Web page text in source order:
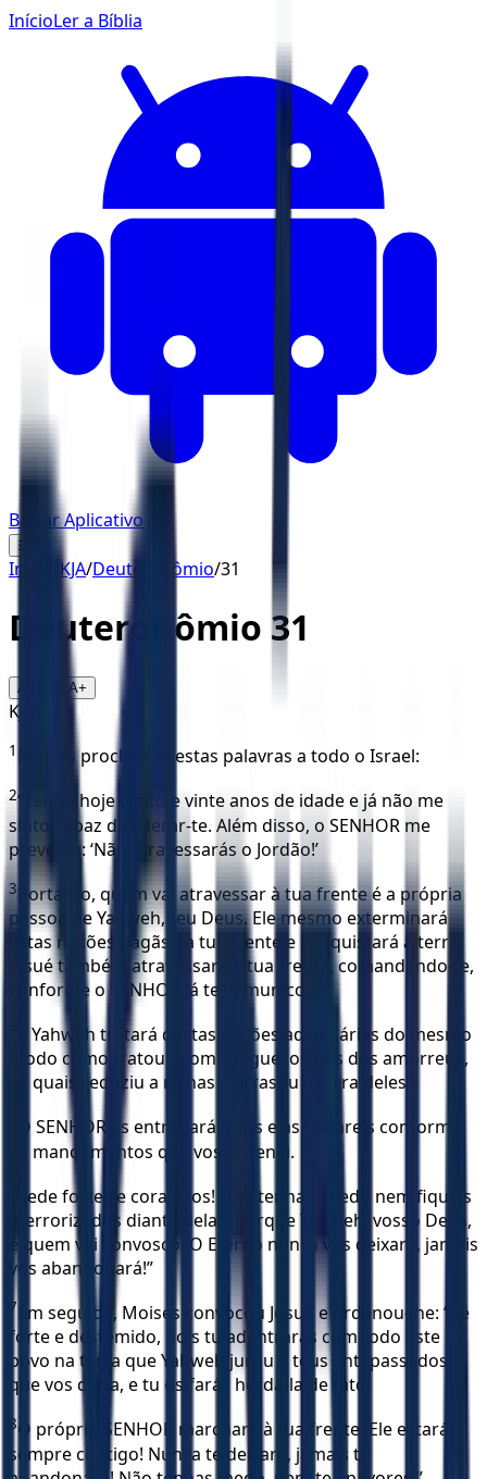
InícioLer a Bíblia
Baixar Aplicativo
☰
Início KJA/Deuteronômio/31
Deuteronômio 31
A- A+
KJA
1 Moisés proclamou estas palavras a todo o Israel:
2“Tenho hoje cento e vinte anos de idade e já não me
sinto capaz de liderar-te. Além disso, o SENHOR me
preveniu: ‘Não atravessarás o Jordão!’
3
Portanto, quem vai atravessar à tua frente é a própria
pessoa de Yahweh, teu Deus. Ele mesmo exterminará
estas nações pagãs da tua frente e conquistará a terra.
Josué também atravessará à tua frente, comandando-te,
conforme o SENHOR já te comunicou.
E Yahweh tratará destas nações adversárias do mesmo
modo como tratou Seom e Ogue, os reis dos amorreus,
os quais reduziu a ruínas e arrasou a terra deles.
O SENHOR as entregará a vós e as tratareis conforme
os mandamentos que vos ordenei.
Sede fortes e corajosos! Não tenhais medo nem fiqueis
aterrorizados diante delas, porque Yahweh, vosso Deus,
é quem vai convosco! O Eterno nunca vos deixará, jamais
vos abandonará!”
7
Em seguida, Moisés convocou Josué e ordenou-lhe: “Sê
forte e destemido, pois tu adentrarás com todo este
povo na terra que Yahweh jurou a teus antepassados
que vos daria, e tu os farás herdá-la de fato!
8O próprio SENHOR marchará à tua frente. Ele estará
sempre contigo! Nunca te deixará, jamais te